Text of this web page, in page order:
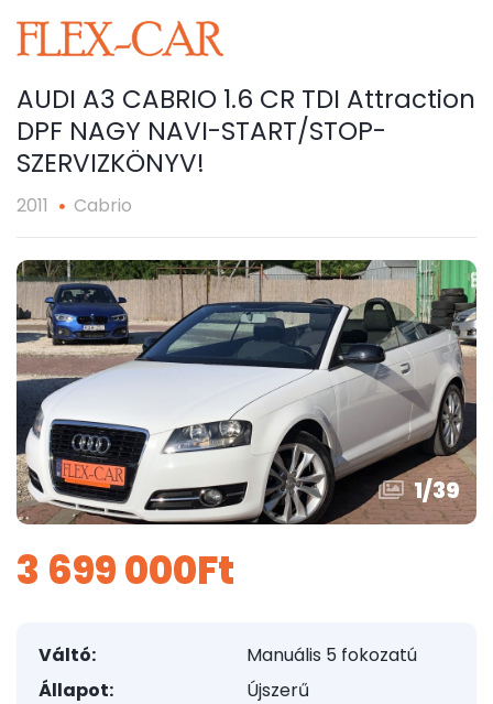
AUDI A3 CABRIO 1.6 CR TDI Attraction
DPF NAGY NAVI-START/STOP-
SZERVIZKÖNYV!
2011 Cabrio
1/39
3 699 000Ft
Váltó:
Manuális 5 fokozatú
Állapot:
Újszerű